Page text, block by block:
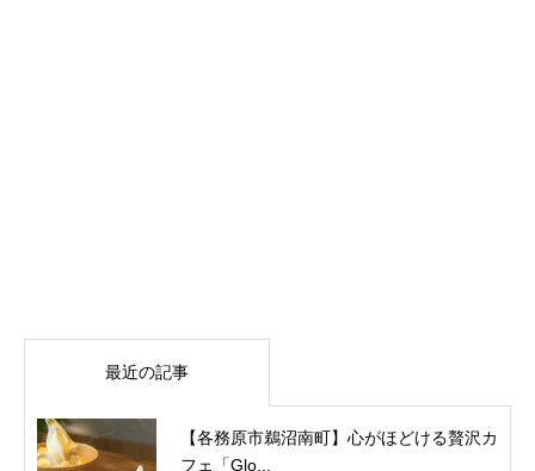
最近の記事
【各務原市鵜沼南町】心がほどける贅沢カ
フェ「Glo...